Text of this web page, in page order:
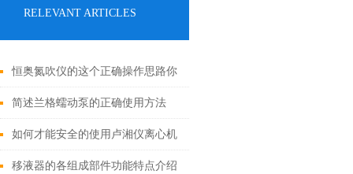
RELEVANT ARTICLES
恒奥氮吹仪的这个正确操作思路你
需要掌握一下
简述兰格蠕动泵的正确使用方法
如何才能安全的使用卢湘仪离心机
可是有学问的，这些知识点一定要
移液器的各组成部件功能特点介绍